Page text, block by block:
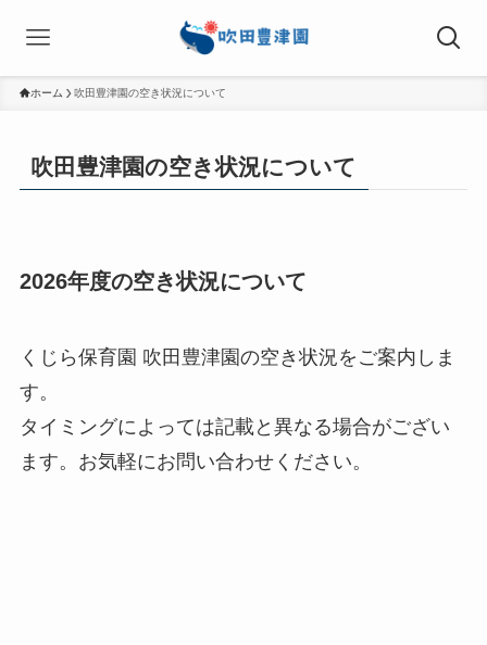
ホーム 吹田豊津園の空き状況について
吹田豊津園の空き状況について
2026年度の空き状況について
くじら保育園 吹田豊津園の空き状況をご案内しま
す。
タイミングによっては記載と異なる場合がござい
ます。お気軽にお問い合わせください。